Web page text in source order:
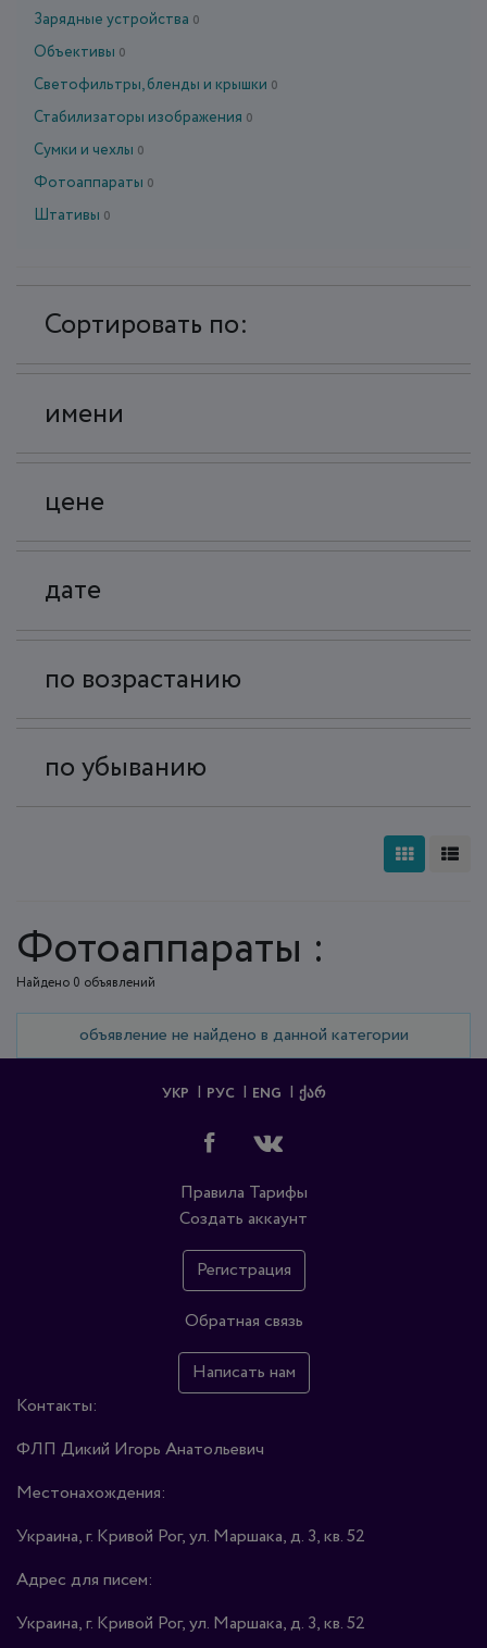
Зарядные устройства 0
Объективы 0
Светофильтры, бленды и крышки 0
Стабилизаторы изображения 0
Сумки и чехлы 0
Фотоаппараты 0
Штативы 0
Сортировать по:
имени
цене
дате
по возрастанию
по убыванию
Фотоаппараты :
Найдено 0 объявлений
объявление не найдено в данной категории
УКР РУС ENG ᲥᲐᲠ
Правила Тарифы
Создать аккаунт
Регистрация
Обратная связь
Написать нам
Контакты:
ФЛП Дикий Игорь Анатольевич
Местонахождения:
Украина, г. Кривой Рог, ул. Маршака, д. 3, кв. 52
Адрес для писем:
Украина, г. Кривой Рог, ул. Маршака, д. 3, кв. 52